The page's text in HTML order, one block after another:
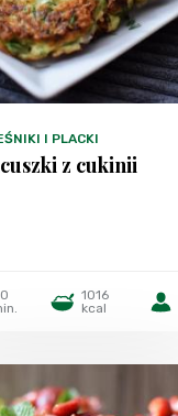
I PLACKI
z cukinii
1016
kcal